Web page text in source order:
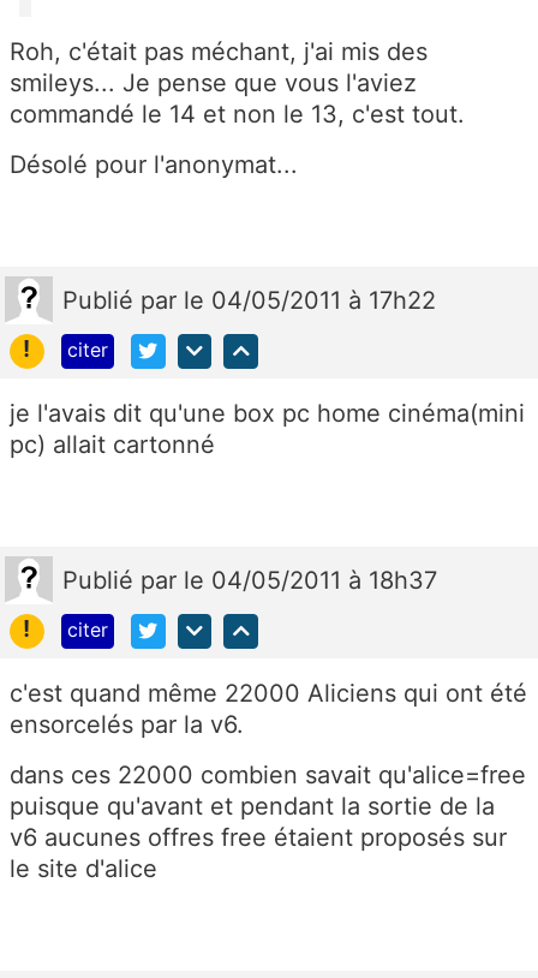
Roh, c'était pas méchant, j'ai mis des
smileys... Je pense que vous l'aviez
commandé le 14 et non le 13, c'est tout.
Désolé pour l'anonymat...
Publié par le 04/05/2011 à 17h22
!
citer
je l'avais dit qu'une box pc home cinéma(mini
pc) allait cartonné
Publié par le 04/05/2011 à 18h37
!
citer
c'est quand même 22000 Aliciens qui ont été
ensorcelés par la v6.
dans ces 22000 combien savait qu'alice=free
puisque qu'avant et pendant la sortie de la
v6 aucunes offres free étaient proposés sur
le site d'alice